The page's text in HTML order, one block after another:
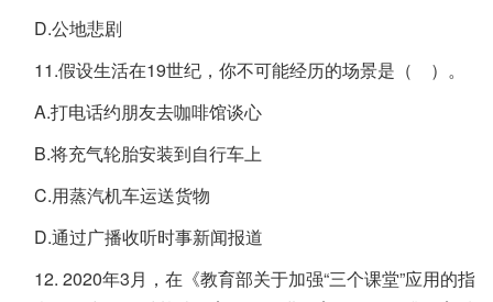
D.公地悲剧
11.假设生活在19世纪，你不可能经历的场景是（ ）。
A.打电话约朋友去咖啡馆谈心
B.将充气轮胎安装到自行车上
C.用蒸汽机车运送货物
D.通过广播收听时事新闻报道
12. 2020年3月，在《教育部关于加强“三个课堂”应用的指